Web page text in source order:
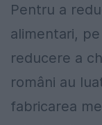
Pentru a
alimentari,
reducere a
români au
fabricarea